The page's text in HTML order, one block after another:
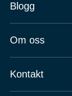
Blogg
Om oss
Kontakt